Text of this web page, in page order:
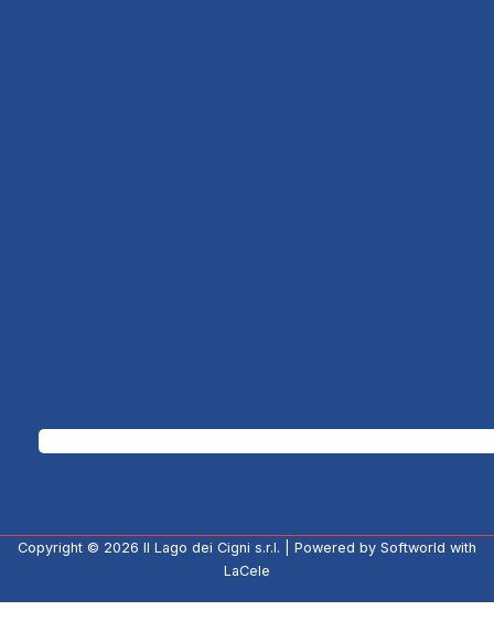
Copyright © 2026 Il Lago dei Cigni s.r.l. | Powered by Softworld with
LaCele